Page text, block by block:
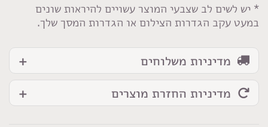
* יש לשים לב שצבעי המוצר עשויים להיראות שונים
במעט עקב הגדרות הצילום או הגדרות המסך שלך.
מדיניות משלוחים
מדיניות החזרת מוצרים